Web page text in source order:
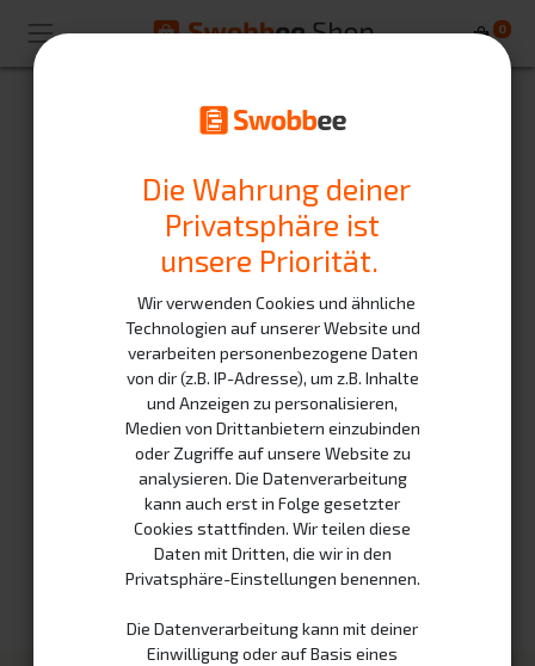
0
Passwort
Passwort bestätigen
Registrieren
Haben Sie schon einen Benutzer?
Die Wahrung deiner
Privatsphäre ist
unsere Priorität.
Wir verwenden Cookies und ähnliche
Technologien auf unserer Website und
verarbeiten personenbezogene Daten
von dir (z.B. IP-Adresse), um z.B. Inhalte
und Anzeigen zu personalisieren,
Medien von Drittanbietern einzubinden
oder Zugriffe auf unsere Website zu
analysieren. Die Datenverarbeitung
kann auch erst in Folge gesetzter
Cookies stattfinden. Wir teilen diese
Daten mit Dritten, die wir in den
Privatsphäre-Einstellungen benennen.
Die Datenverarbeitung kann mit deiner
Einwilligung oder auf Basis eines